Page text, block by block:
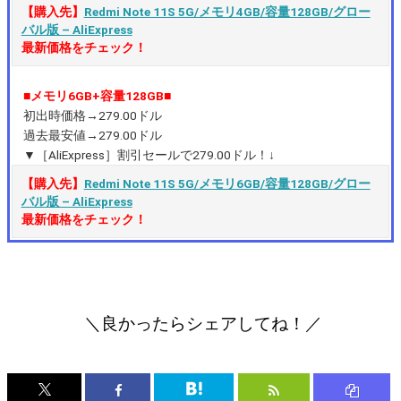
【購入先】 Redmi Note 11S 5G/メモリ4GB/容量128GB/グロー
バル版 – AliExpress
最新価格をチェック！
■メモリ6GB+容量128GB■
初出時価格→279.00ドル
過去最安値→279.00ドル
▼［AliExpress］割引セールで279.00ドル！↓
【購入先】 Redmi Note 11S 5G/メモリ6GB/容量128GB/グロー
バル版 – AliExpress
最新価格をチェック！
＼良かったらシェアしてね！／